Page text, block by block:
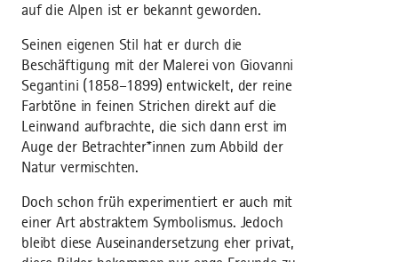
auf die Alpen ist er bekannt geworden.
Seinen eigenen Stil hat er durch die
Beschäftigung mit der Malerei von Giovanni
Segantini (1858–1899) entwickelt, der reine
Farbtöne in feinen Strichen direkt auf die
Leinwand aufbrachte, die sich dann erst im
Auge der Betrachter*innen zum Abbild der
Natur vermischten.
Doch schon früh experimentiert er auch mit
einer Art abstraktem Symbolismus. Jedoch
bleibt diese Auseinandersetzung eher privat,